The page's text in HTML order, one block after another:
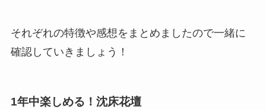
それぞれの特徴や感想をまとめましたので一緒に
確認していきましょう！
1年中楽しめる！沈床花壇